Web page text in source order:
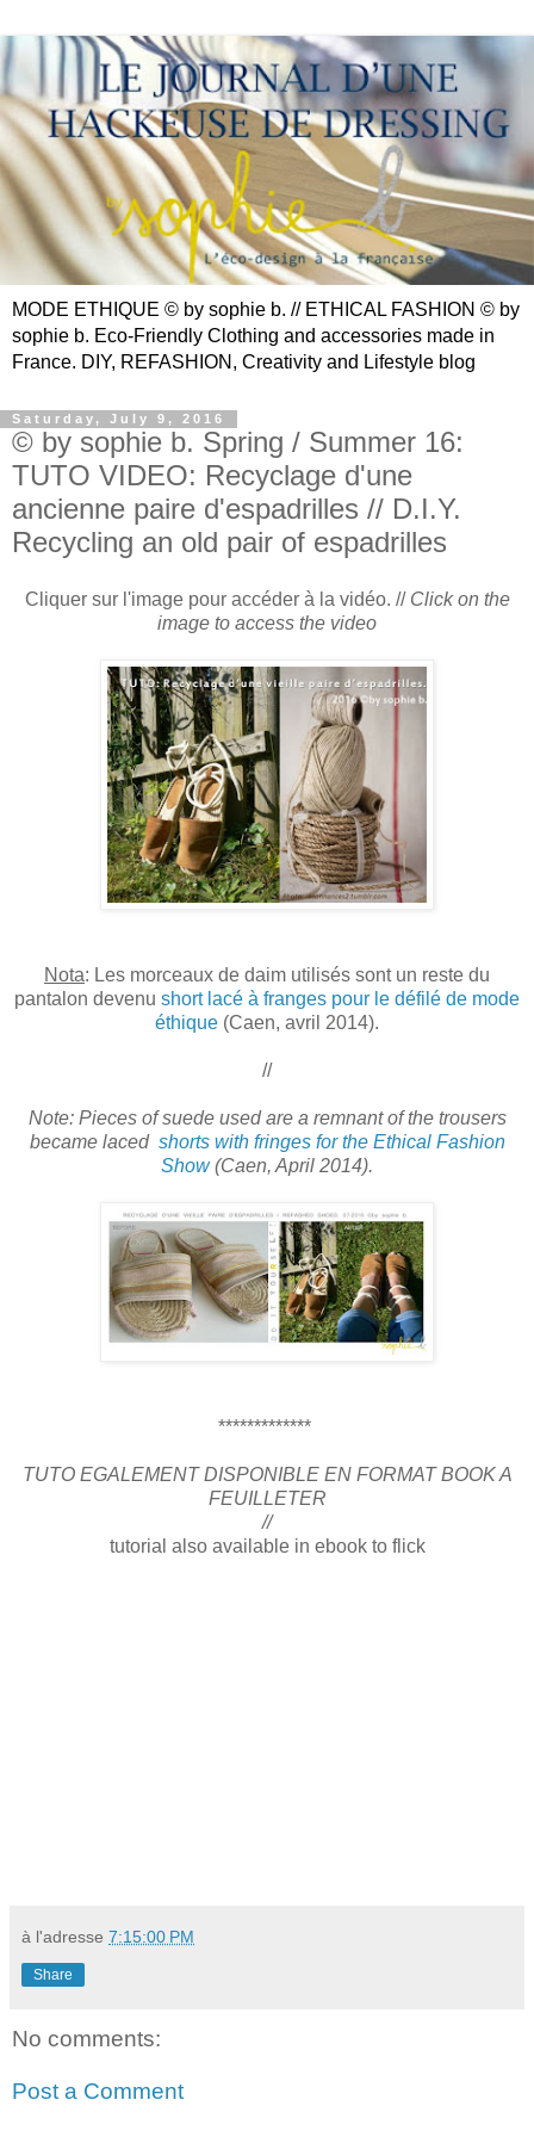
MODE ETHIQUE © by sophie b. // ETHICAL FASHION © by
sophie b. Eco-Friendly Clothing and accessories made in
France. DIY, REFASHION, Creativity and Lifestyle blog
Saturday, July 9, 2016
© by sophie b. Spring / Summer 16:
TUTO VIDEO: Recyclage d'une
ancienne paire d'espadrilles // D.I.Y.
Recycling an old pair of espadrilles
Cliquer sur l'image pour accéder à la vidéo. // Click on the
image to access the video
Nota: Les morceaux de daim utilisés sont un reste du
pantalon devenu short lacé à franges pour le défilé de mode
éthique (Caen, avril 2014).
//
Note: Pieces of suede used are a remnant of the trousers
became laced shorts with fringes for the Ethical Fashion
Show(Caen, April 2014).
*************
TUTO EGALEMENT DISPONIBLE EN FORMAT BOOK A
FEUILLETER
//
tutorial also available in ebook to flick
à l'adresse 7:15:00 PM
Share
No comments:
Post a Comment